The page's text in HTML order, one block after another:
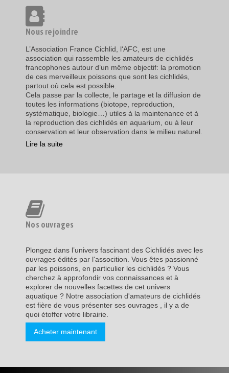
Nous rejoindre
L’Association France Cichlid, l‘AFC, est une
association qui rassemble les amateurs de cichlidés
francophones autour d’un même objectif: la promotion
de ces merveilleux poissons que sont les cichlidés,
partout où cela est possible.
Cela passe par la collecte, le partage et la diffusion de
toutes les informations (biotope, reproduction,
systématique, biologie…) utiles à la maintenance et à
la reproduction des cichlidés en aquarium, ou à leur
conservation et leur observation dans le milieu naturel.
Lire la suite
Nos ouvrages
Plongez dans l’univers fascinant des Cichlidés avec les
ouvrages édités par l'assocition. Vous êtes passionné
par les poissons, en particulier les cichlidés ? Vous
cherchez à approfondir vos connaissances et à
explorer de nouvelles facettes de cet univers
aquatique ? Notre association d'amateurs de cichlidés
est fière de vous présenter ses ouvrages , il y a de
quoi étoffer votre librairie.
Acheter maintenant